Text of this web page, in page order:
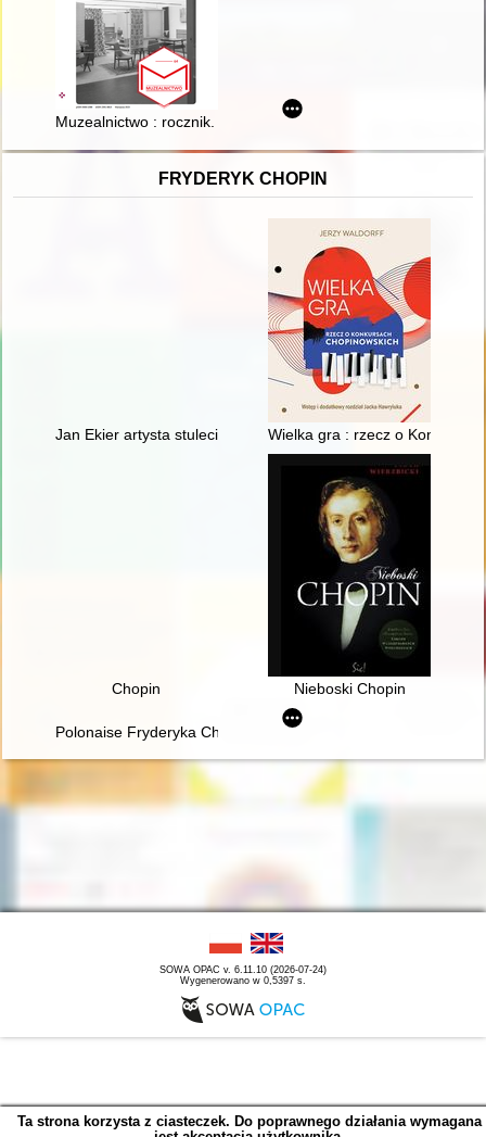
Muzealnictwo : rocznik. [Nr] 64 (2023)
FRYDERYK CHOPIN
Jan Ekier artysta stulecia - w darze Chopinowi. Księga
Wielka gra : rzecz o
Chopin Nieboski Chopin
Polonaise Fryderyka Chopina. Zagadka inicjalnej figury
SOWA OPAC v. 6.11.10 (2026-07-24)
Wygenerowano w 0,5397 s.
Ta strona korzysta z ciasteczek. Do poprawnego działania wymagana